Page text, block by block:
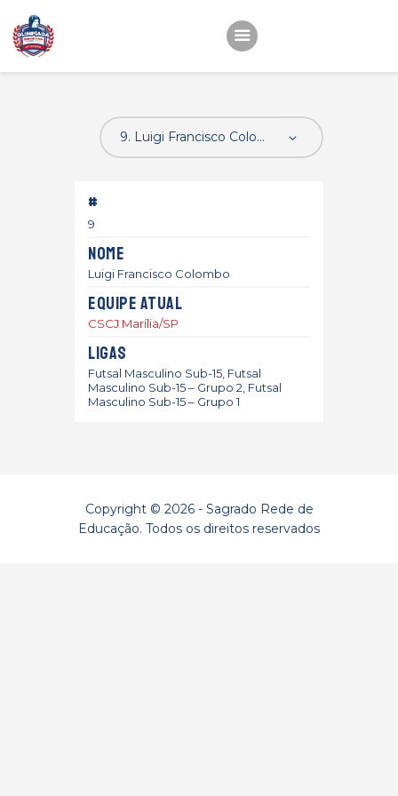
22ª OEMC
Atletas
Sagrado Rede de
Educação
#
9
Nome
Luigi Francisco Colombo
Equipe atual
CSCJ Marília/SP
Ligas
Futsal Masculino Sub-15, Futsal
Masculino Sub-15 – Grupo 2, Futsal
Masculino Sub-15 – Grupo 1
Copyright © 2026 - Sagrado Rede de
Educação. Todos os direitos reservados